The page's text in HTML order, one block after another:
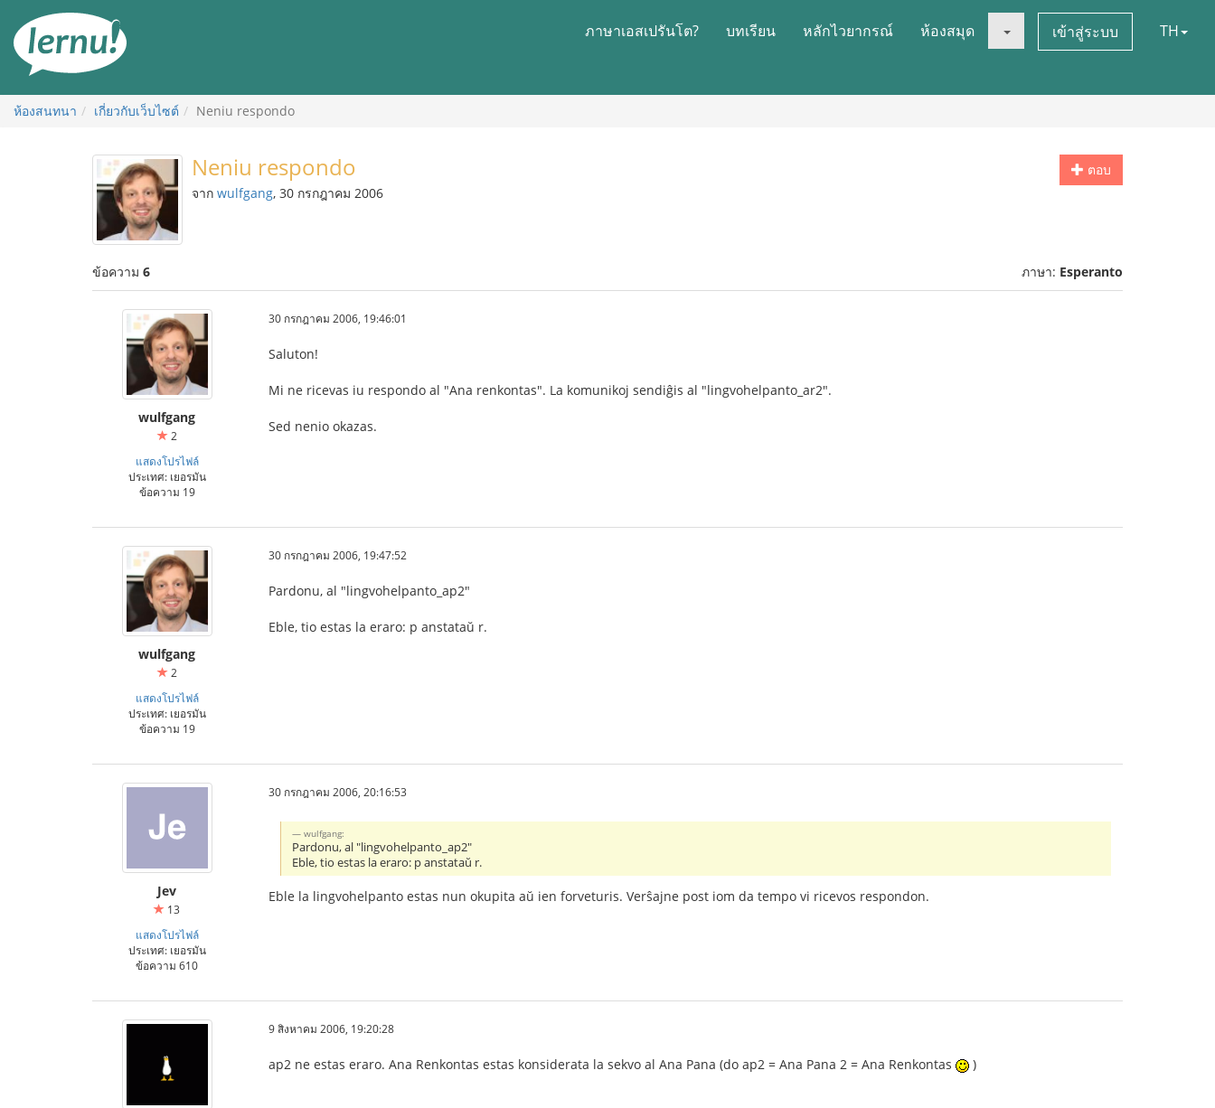
สารบัญ
ภาษาเอสเปรันโต? บทเรียน หลักไวยากรณ์ ห้องสมุด เข้าสู่ระบบ TH
ห้องสนทนา เกี่ยวกับเว็บไซต์ Neniu respondo
ตอบ
Neniu respondo
จาก wulfgang, 30 กรกฎาคม 2006
ข้อความ 6 ภาษา: Esperanto
wulfgang
2
แสดงโปรไฟล์
ประเทศ: เยอรมัน
ข้อความ 19
30 กรกฎาคม 2006, 19:46:01
Saluton!
Mi ne ricevas iu respondo al "Ana renkontas". La komunikoj sendiĝis al "lingvohelpanto_ar2".
Sed nenio okazas.
wulfgang
2
แสดงโปรไฟล์
ประเทศ: เยอรมัน
ข้อความ 19
30 กรกฎาคม 2006, 19:47:52
Pardonu, al "lingvohelpanto_ap2"
Eble, tio estas la eraro: p anstataŭ r.
Jev
13
แสดงโปรไฟล์
ประเทศ: เยอรมัน
ข้อความ 610
30 กรกฎาคม 2006, 20:16:53
wulfgang:
Pardonu, al "lingvohelpanto_ap2"
Eble, tio estas la eraro: p anstataŭ r.
Eble la lingvohelpanto estas nun okupita aŭ ien forveturis. Verŝajne post iom da tempo vi ricevos respondon.
9 สิงหาคม 2006, 19:20:28
ap2 ne estas eraro. Ana Renkontas estas konsiderata la sekvo al Ana Pana (do ap2 = Ana Pana 2 = Ana Renkontas )